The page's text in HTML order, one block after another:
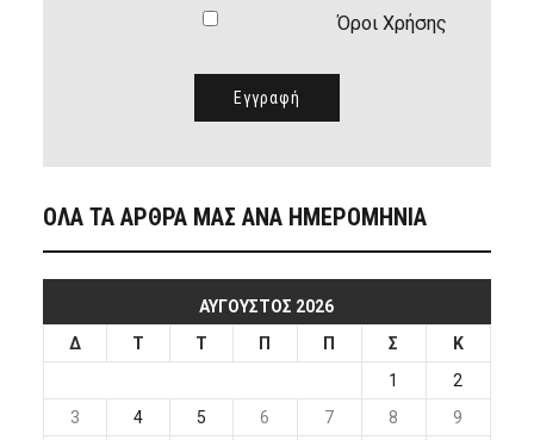
Όροι Χρήσης
ΟΛΑ ΤΑ ΑΡΘΡΑ ΜΑΣ ΑΝΑ ΗΜΕΡΟΜΗΝΙΑ
ΑΎΓΟΥΣΤΟΣ 2026
Δ
Τ Τ Π Π Σ
Κ
1
2
3
4 5 6 7 8
9